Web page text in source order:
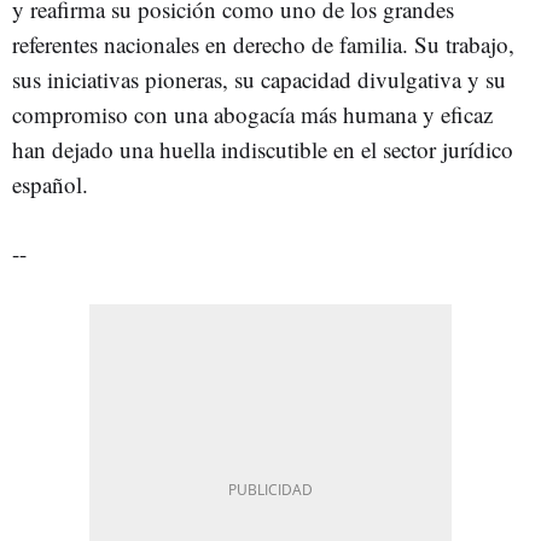
y reafirma su posición como uno de los grandes
referentes nacionales en derecho de familia. Su trabajo,
sus iniciativas pioneras, su capacidad divulgativa y su
compromiso con una abogacía más humana y eficaz
han dejado una huella indiscutible en el sector jurídico
español.
--